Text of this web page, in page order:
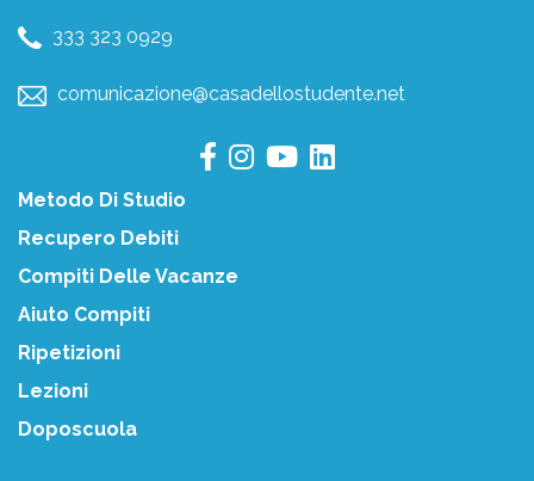
333 323 0929
comunicazione@casadellostudente.net
Metodo Di Studio
Recupero Debiti
Compiti Delle Vacanze
Aiuto Compiti
Ripetizioni
Lezioni
Doposcuola